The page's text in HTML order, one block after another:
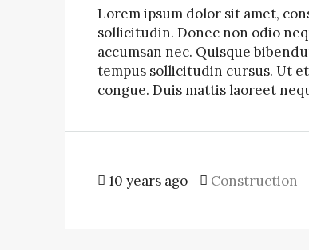
Lorem ipsum dolor sit amet,
sollicitudin. Donec non odio
accumsan nec. Quisque
tempus sollicitudin cursus. Ut
congue. Duis mattis laoreet
10 years ago Construction